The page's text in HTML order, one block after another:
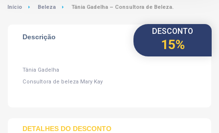
Início Beleza Tânia Gadelha – Consultora de Beleza.
DESCONTO
15%
Descrição
Tânia Gadelha
Consultora de beleza Mary Kay
DETALHES DO DESCONTO